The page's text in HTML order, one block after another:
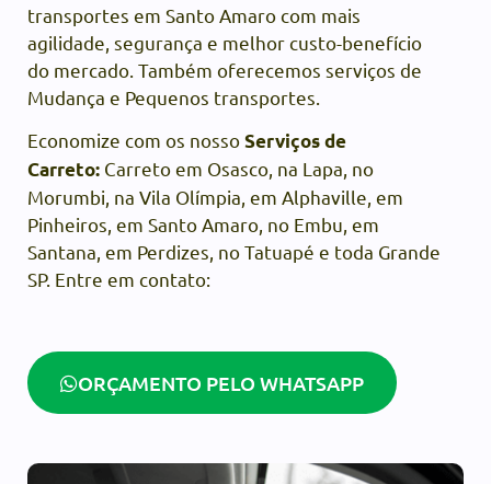
transportes em Santo Amaro com mais
agilidade, segurança e melhor custo-benefício
do mercado. Também oferecemos serviços de
Mudança e Pequenos transportes.
Economize com os nossoServiços de
Carreto: Carreto em Osasco, na Lapa, no
Morumbi, na Vila Olímpia, em Alphaville, em
Pinheiros, em Santo Amaro, no Embu, em
Santana, em Perdizes, no Tatuapé e toda Grande
SP. Entre em contato:
ORÇAMENTO PELO WHATSAPP